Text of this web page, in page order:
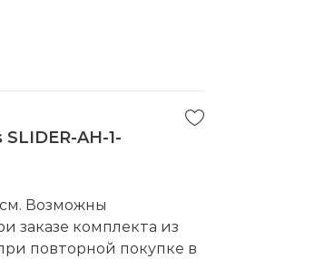
AH-1-
Возможны
заказе комплекта из
повторной покупке в